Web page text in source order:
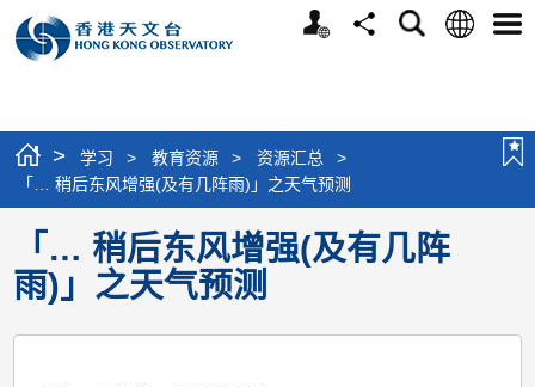
个
分
搜
语
选
> 学习 > 教育资源 > 资源汇总
>
「… 稍后东风增强(及有几阵雨)」之天气预测
「… 稍后东风增强(及有几阵
雨)」之天气预测